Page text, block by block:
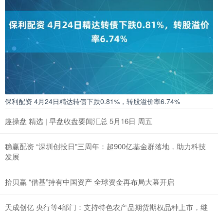
保利配资 4月24日精达转债下跌0.81%，转股溢价率6.74%
趣操盘 精选 | 早盘收盘要闻汇总 5月16日 周五
稳赢配资 “深圳创投日”三周年：超900亿基金群落地，助力科技
发展
拾贝赢 “借基”持有中国资产 全球资金再布局大幕开启
天成创亿 央行等4部门：支持特色农产品期货期权品种上市，继